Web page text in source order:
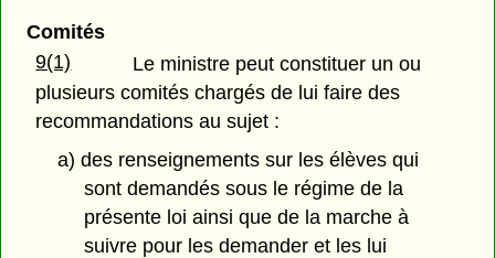
Comités
9(1)
Le ministre peut constituer un ou
plusieurs comités chargés de lui faire des
recommandations au sujet :
a) des renseignements sur les élèves qui
sont demandés sous le régime de la
présente loi ainsi que de la marche à
suivre pour les demander et les lui